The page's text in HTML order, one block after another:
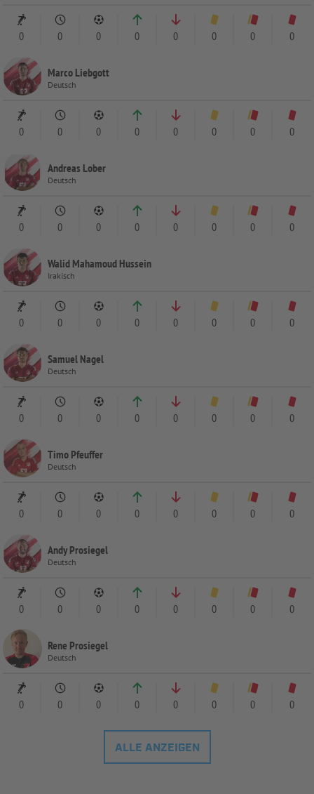
0 0 0 0 0 0 0 0
Marco Liebgott
Deutsch
0 0 0 0 0 0 0 0
Andreas Lober
Deutsch
0 0 0 0 0 0 0 0
Walid Mahamoud Hussein
Irakisch
0 0 0 0 0 0 0 0
Samuel Nagel
Deutsch
0 0 0 0 0 0 0 0
Timo Pfeuffer
Deutsch
0 0 0 0 0 0 0 0
Andy Prosiegel
Deutsch
0 0 0 0 0 0 0 0
Rene Prosiegel
Deutsch
0 0 0 0 0 0 0 0
ALLE ANZEIGEN